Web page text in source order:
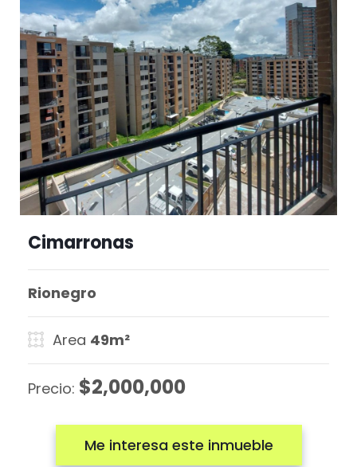
Cimarronas
Rionegro
Area 49m²
Precio: $2,000,000
Me interesa este inmueble